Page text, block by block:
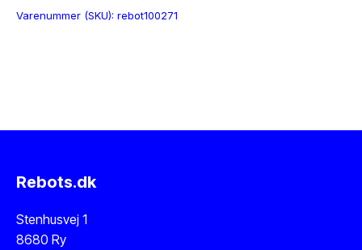
Varenummer (SKU): rebot100271
Rebots.dk
Stenhusvej 1
8680 Ry